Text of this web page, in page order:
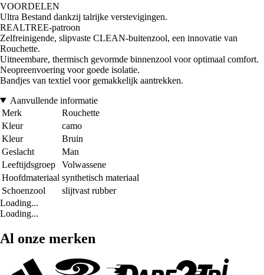
VOORDELEN
Ultra Bestand dankzij talrijke verstevigingen.
REALTREE-patroon
Zelfreinigende, slipvaste CLEAN-buitenzool, een innovatie van
Rouchette.
Uitneembare, thermisch gevormde binnenzool voor optimaal comfort.
Neopreenvoering voor goede isolatie.
Bandjes van textiel voor gemakkelijk aantrekken.
Aanvullende informatie
Merk
Rouchette
Kleur
camo
Kleur
Bruin
Geslacht
Man
Leeftijdsgroep
Volwassene
Hoofdmateriaal synthetisch materiaal
Schoenzool
slijtvast rubber
Loading...
Loading...
Al onze merken